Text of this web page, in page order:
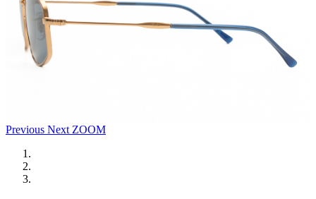
Previous Next ZOOM